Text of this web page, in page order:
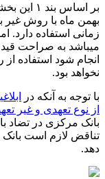
بهمن ماه با روش غیر
انجام شود استفاده
نخواهد بود.
با توجه به آنکه در
از نوع تعهدی و غیر
بانک مرکزی در تضاد
تناقض لازم است
دهد.